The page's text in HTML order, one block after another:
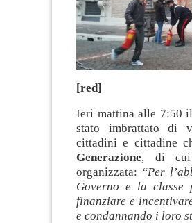
[red]
Ieri mattina alle 7:50
stato imbrattato di
cittadini e cittadine
Generazione, di cui
organizzata: “Per
Governo e la classe
finanziare e
e condannando i loro